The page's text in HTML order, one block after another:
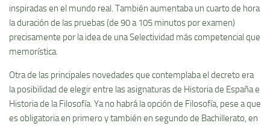
inspiradas en el mundo real. También aumentaba un cuarto de hora
la duración de las pruebas (de 90 a 105 minutos por examen)
precisamente por la idea de una Selectividad más competencial que
memorística.
Otra de las principales novedades que contemplaba el decreto era
la posibilidad de elegir entre las asignaturas de Historia de España e
Historia de la Filosofía. Ya no habrá la opción de Filosofía, pese a que
es obligatoria en primero y también en segundo de Bachillerato, en